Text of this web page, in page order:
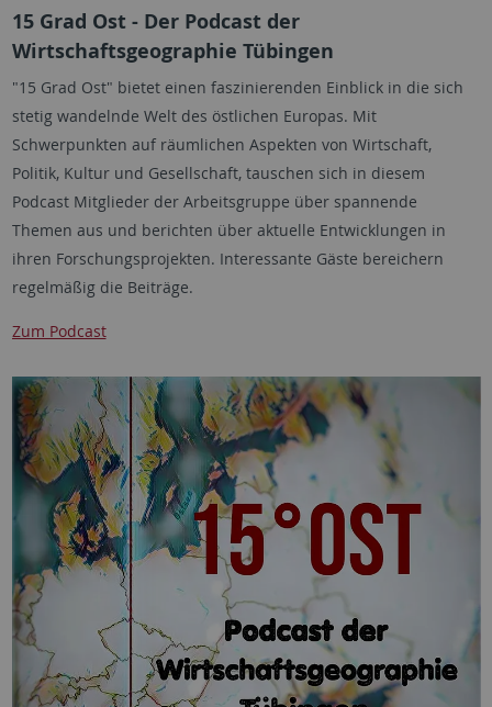
15 Grad Ost - Der Podcast der
Wirtschaftsgeographie Tübingen
"15 Grad Ost" bietet einen faszinierenden Einblick in die sich
stetig wandelnde Welt des östlichen Europas. Mit
Schwerpunkten auf räumlichen Aspekten von Wirtschaft,
Politik, Kultur und Gesellschaft, tauschen sich in diesem
Podcast Mitglieder der Arbeitsgruppe über spannende
Themen aus und berichten über aktuelle Entwicklungen in
ihren Forschungsprojekten. Interessante Gäste bereichern
regelmäßig die Beiträge.
Zum Podcast